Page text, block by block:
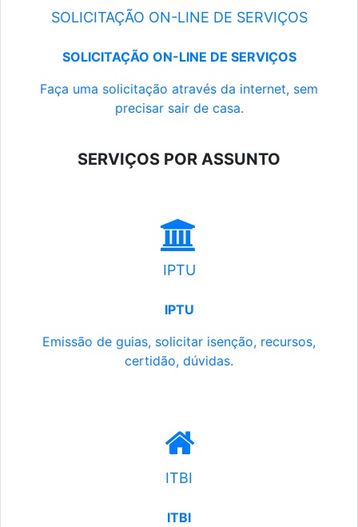
SOLICITAÇÃO ON-LINE DE SERVIÇOS
SOLICITAÇÃO ON-LINE DE SERVIÇOS
Faça uma solicitação através da internet, sem
precisar sair de casa.
SERVIÇOS POR ASSUNTO
IPTU
IPTU
Emissão de guias, solicitar isenção, recursos,
certidão, dúvidas.
ITBI
ITBI